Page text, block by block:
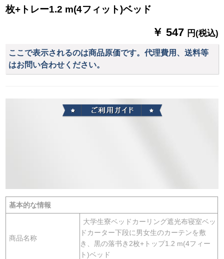
枚+トレー1.2 m(4フィット)ベッド
￥ 547 円(税込)
ここで表示されるのは商品原価です。代理費用、送料等
はお問い合わせください。
基本的な情報
商品名称
大学生寮ベッドカーリング遮光布寝室ベッ
ドカーター下段に男女生のカーテンを敷
き、黒の落书き2枚+トップ1.2 m(4フィー
ト)ベッド